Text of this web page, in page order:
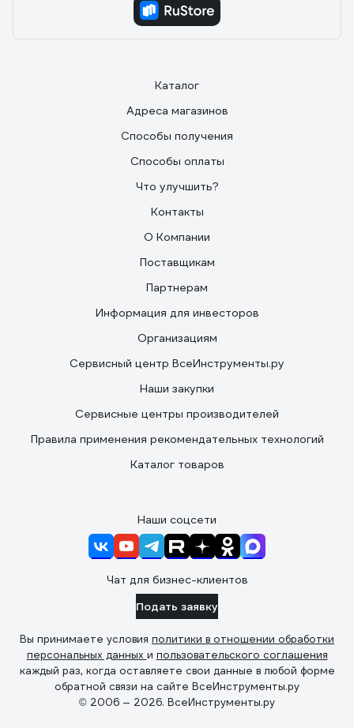
Каталог
Адреса магазинов
Способы получения
Способы оплаты
Что улучшить?
Контакты
О Компании
Поставщикам
Партнерам
Информация для инвесторов
Организациям
Сервисный центр ВсеИнструменты.ру
Наши закупки
Сервисные центры производителей
Правила применения рекомендательных технологий
Каталог товаров
Наши соцсети
Чат для бизнес-клиентов
Подать заявку
Вы принимаете условия политики в отношении обработки
персональных данных и пользовательского соглашения
каждый раз, когда оставляете свои данные в любой форме
обратной связи на сайте ВсеИнструменты.ру
© 2006 — 2026. ВсеИнструменты.ру